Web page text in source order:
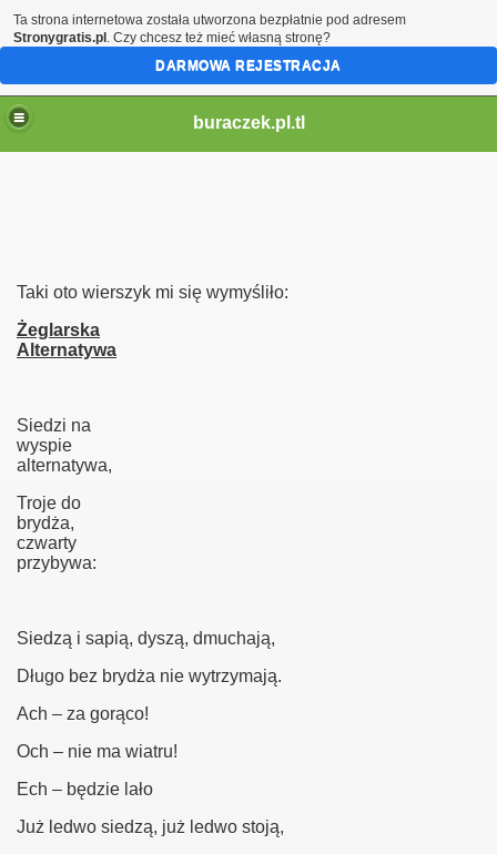
buraczek.pl.tl
Taki oto wierszyk mi się wymyśliło:
Żeglarska
Alternatywa
Siedzi na
wyspie
alternatywa,
Troje do
brydża,
czwarty
przybywa:
Siedzą i sapią, dyszą, dmuchają,
Długo bez brydża nie wytrzymają.
Ach – za gorąco!
Och – nie ma wiatru!
Ech – będzie lało
Już ledwo siedzą, już ledwo stoją,
Ta strona internetowa została utworzona bezpłatnie pod adresem
Stronygratis.pl . Czy chcesz też mieć własną stronę?
DARMOWA REJESTRACJA